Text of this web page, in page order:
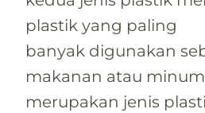
plastik yang paling
banyak digunakan
makanan atau
merupakan jenis